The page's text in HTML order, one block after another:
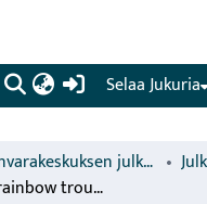
(current)
Selaa Jukuria
Luonnonvarakeskuksen julkaisut
LCA of Finnish rainbow trout, results and significance on different allocation methods